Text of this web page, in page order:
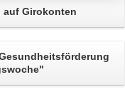
auf Girokonten